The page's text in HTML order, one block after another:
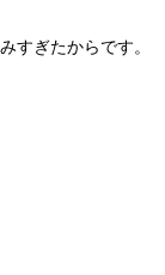
すぎたからです。